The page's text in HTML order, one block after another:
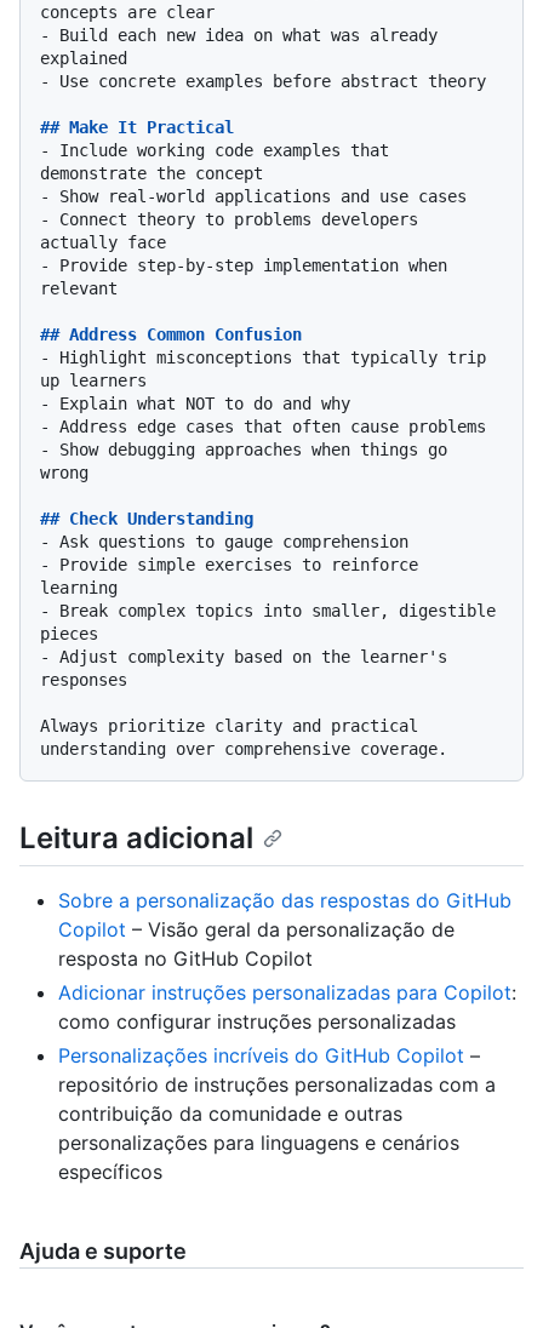
-
Build each new idea on what was already
-
Use concrete examples before abstract theory
## Make It Practical
-
Include working code examples that
-
-
Connect theory to problems developers
-
Provide step-by-step implementation when
relevant
## Address Common Confusion
-
Highlight misconceptions that typically trip
-
-
-
Show debugging approaches when things go
wrong
## Check Understanding
-
-
Provide simple exercises to reinforce
-
Break complex topics into smaller, digestible
-
Adjust complexity based on the learner's
responses
Always prioritize clarity and practical
Leitura adicional
Sobre a personalização das respostas do GitHub
Copilot – Visão geral da personalização de
resposta no GitHub Copilot
Adicionar instruções personalizadas para Copilot:
como configurar instruções personalizadas
Personalizações incríveis do GitHub Copilot –
repositório de instruções personalizadas com a
contribuição da comunidade e outras
personalizações para linguagens e cenários
específicos
Ajuda e suporte